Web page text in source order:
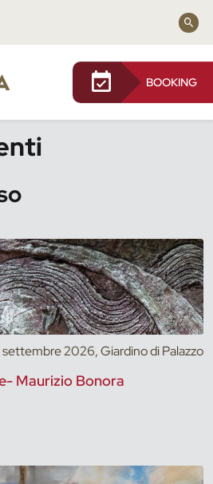
BOOKING
2026, Giardino di Palazzo
Maurizio Bonora